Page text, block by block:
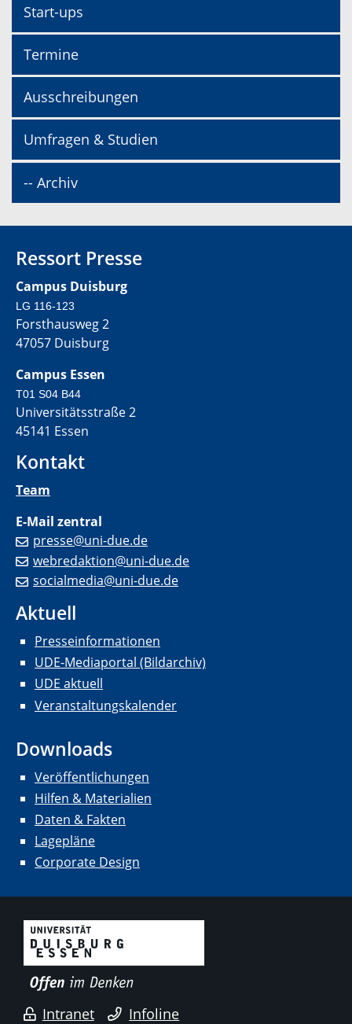
Start-ups
Termine
Ausschreibungen
Umfragen & Studien
-- Archiv
Ressort Presse
Campus Duisburg
LG 116-123
Forsthausweg 2
47057 Duisburg
Campus Essen
T01 S04 B44
Universitätsstraße 2
45141 Essen
Kontakt
Team
E-Mail zentral
presse@uni-due.de
webredaktion@uni-due.de
socialmedia@uni-due.de
Aktuell
Presseinformationen
UDE-Mediaportal (Bildarchiv)
UDE aktuell
Veranstaltungskalender
Downloads
Veröffentlichungen
Hilfen & Materialien
Daten & Fakten
Lagepläne
Corporate Design
Intranet Infoline